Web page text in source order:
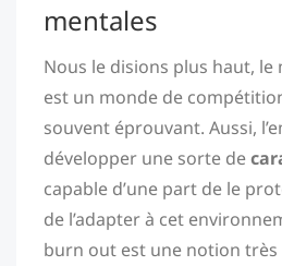
mentales
Nous le disions plus haut,
est un monde de
souvent éprouvant. Aussi,
développer une sorte de
capable d’une part de le
de l’adapter à cet
burn out est une notion très